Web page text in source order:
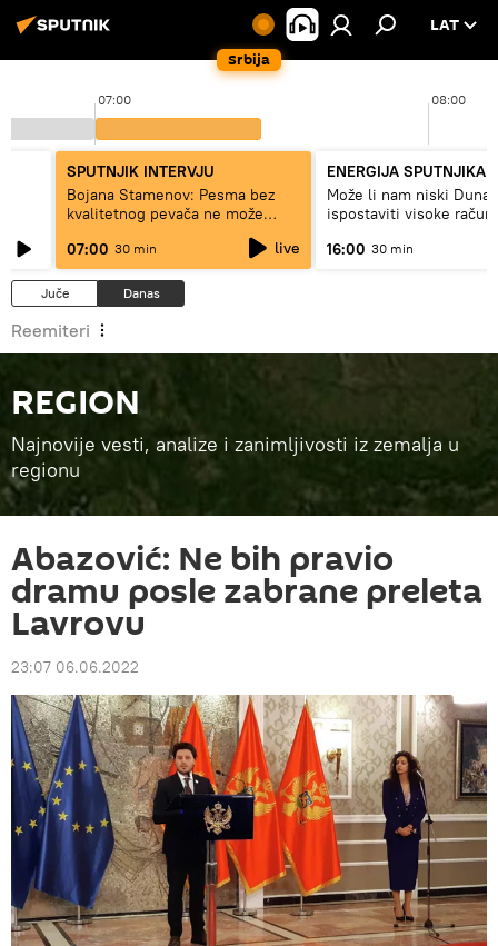
Srbija
LAT
07:00 08:00
SPUTNJIK INTERVJU
Bojana Stamenov: Pesma bez
kvalitetnog pevača ne može
07:00 30 min live
ENERGIJA SPUTNJIKA
Može li nam niski Dunav
ispostaviti visoke
16:00 30 min
Juče Danas
Reemiteri
REGION
Najnovije vesti, analize i zanimljivosti iz zemalja u
regionu
Abazović: Ne bih pravio
dramu posle zabrane preleta
Lavrovu
23:07 06.06.2022